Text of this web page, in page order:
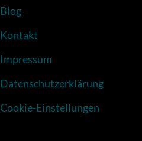
Blog
Kontakt
Impressum
Datenschutzerklärung
Cookie-Einstellungen